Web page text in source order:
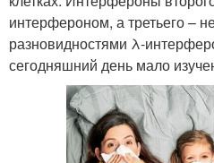
интерфероном, а третьего –
разновидностями λ-
сегодняшний день мало